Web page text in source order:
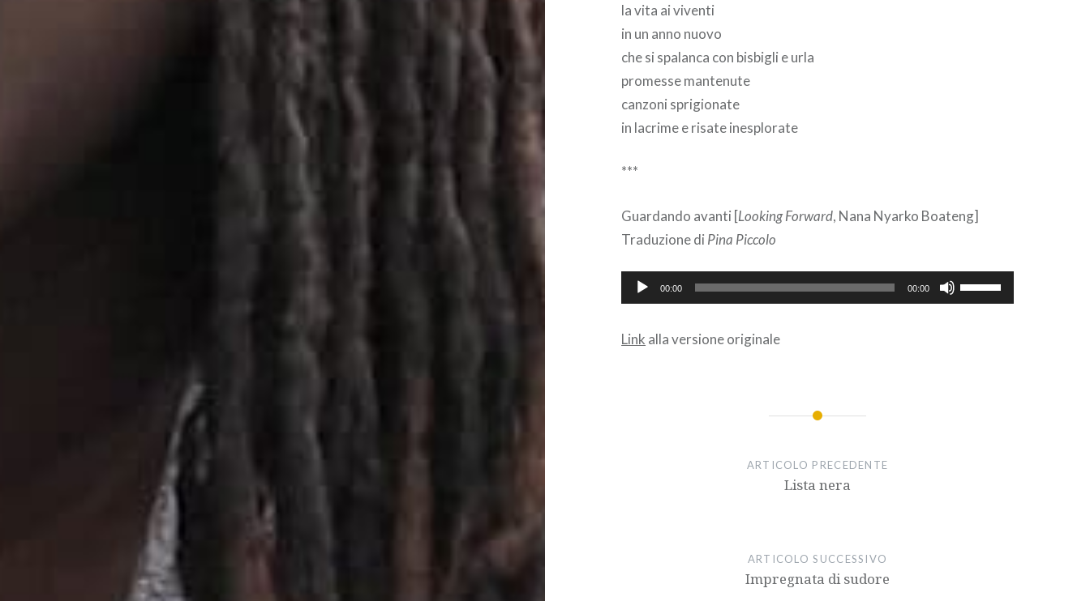
la vita ai viventi
in un anno nuovo
che si spalanca con bisbigli e urla
promesse mantenute
canzoni sprigionate
in lacrime e risate inesplorate
***
Guardando avanti [Looking Forward, Nana Nyarko Boateng]
Traduzione di Pina Piccolo
Audio
Player
00:00 00:00
Usa
i
Link alla versione originale
articoli
ARTICOLO PRECEDENTE
Lista nera
ARTICOLO SUCCESSIVO
Impregnata di sudore